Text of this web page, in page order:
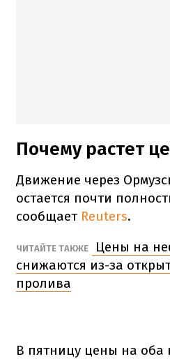
Почему растет
Движение через
остается почти
сообщает Reuters.
ЧИТАЙТЕ ТАКЖЕ
Цены на
снижаются из-за
пролива
В пятницу цены на оба